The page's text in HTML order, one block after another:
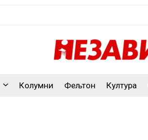
Колумни Фељтон Култура